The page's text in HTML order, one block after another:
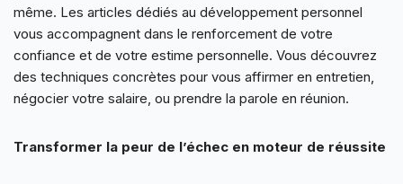
même. Les articles dédiés au développement personnel
vous accompagnent dans le renforcement de votre
confiance et de votre estime personnelle. Vous découvrez
des techniques concrètes pour vous affirmer en entretien,
négocier votre salaire, ou prendre la parole en réunion.
Transformer la peur de l’échec en moteur de réussite